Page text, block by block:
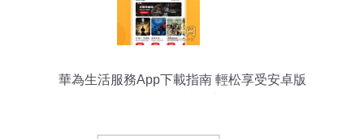
華為生活服務App下載指南 輕松享受安卓版